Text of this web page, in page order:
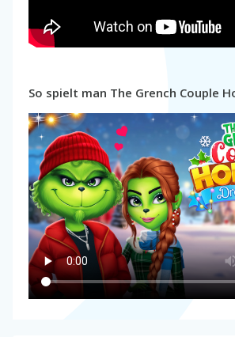
So spielt man The Grench Couple